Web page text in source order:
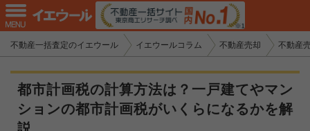
不動産一括査定のイエウール イエウールコラム 不動産売却 不動産
都市計画税の計算方法は？一戸建てやマン
ションの都市計画税がいくらになるかを解